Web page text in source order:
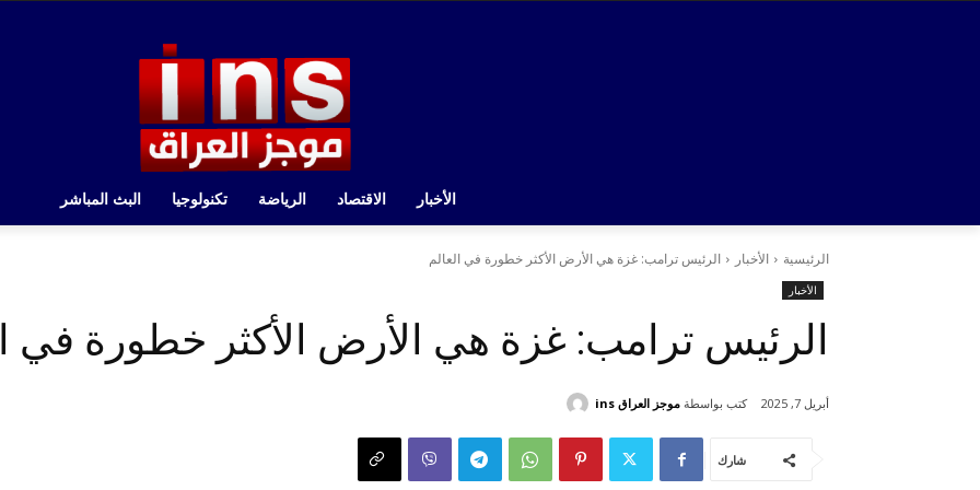
الأخبار الاقتصاد الرياضة تكنولوجيا البث المباشر
الرئيسية الأخبار الرئيس ترامب: غزة هي الأرض الأكثر خطورة في العالم
الأخبار
الرئيس ترامب: غزة هي الأرض الأكثر خطورة في
أبريل 7, 2025 كتب بواسطة موجز العراق ins
شارك